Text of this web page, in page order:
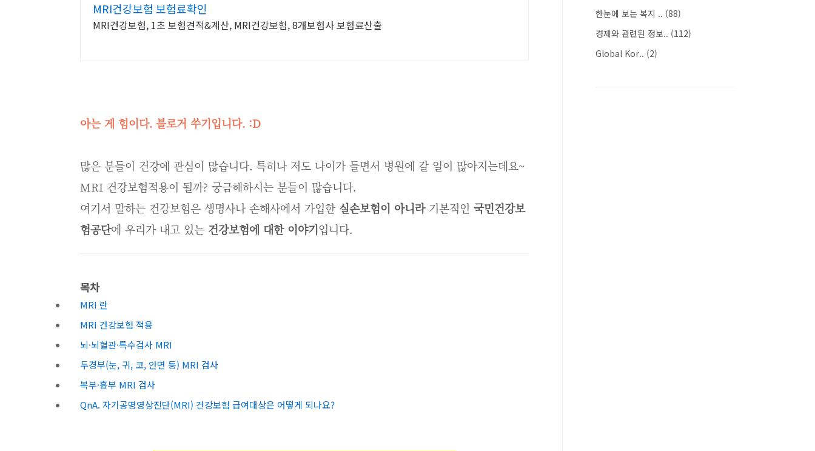
MRI건강보험 보험료확인
MRI건강보험, 1초 보험견적&계산, MRI건강보험, 8개보험사 보험료산출
아는 게 힘이다. 블로거 쑤기입니다. :D
많은 분들이 건강에 관심이 많습니다. 특히나 저도 나이가 들면서 병원에 갈 일이 많아지는데요~
MRI 건강보험적용이 될까? 궁금해하시는 분들이 많습니다.
여기서 말하는 건강보험은 생명사나 손해사에서 가입한 실손보험이 아니라기본적인 국민건강보
험공단에 우리가 내고 있는 건강보험에 대한 이야기입니다.
목차
MRI 란
MRI 건강보험 적용
뇌·뇌혈관·특수검사 MRI
두경부(눈, 귀, 코, 안면 등) MRI 검사
복부·흉부 MRI 검사
QnA. 자기공명영상진단(MRI) 건강보험 급여대상은 어떻게 되나요?
한눈에 보는 복지 .. (88)
경제와 관련된 정보.. (112)
Global Kor.. (2)